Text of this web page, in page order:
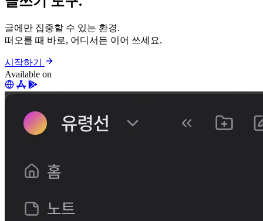
글에만 집중할 수 있는 환경.
떠오를 때 바로, 어디서든 이어 쓰세요.
시작하기
Available on